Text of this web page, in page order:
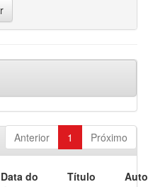
Anterior 1 Próximo
Data do
Título